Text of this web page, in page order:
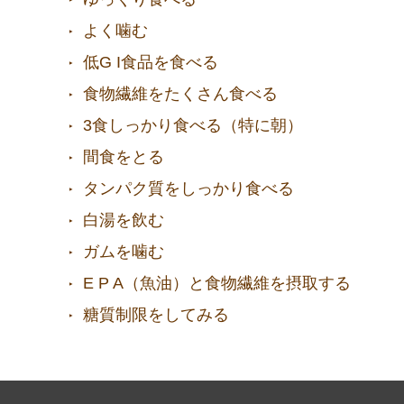
よく噛む
低G I食品を食べる
食物繊維をたくさん食べる
3食しっかり食べる（特に朝）
間食をとる
タンパク質をしっかり食べる
白湯を飲む
ガムを噛む
E P A（魚油）と食物繊維を摂取する
糖質制限をしてみる